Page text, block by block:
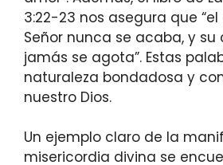
3:22-23 nos asegura que
Señor nunca se acaba, y su
jamás se agota”. Estas
naturaleza bondadosa y
nuestro Dios.
Un ejemplo claro de la
misericordia divina se